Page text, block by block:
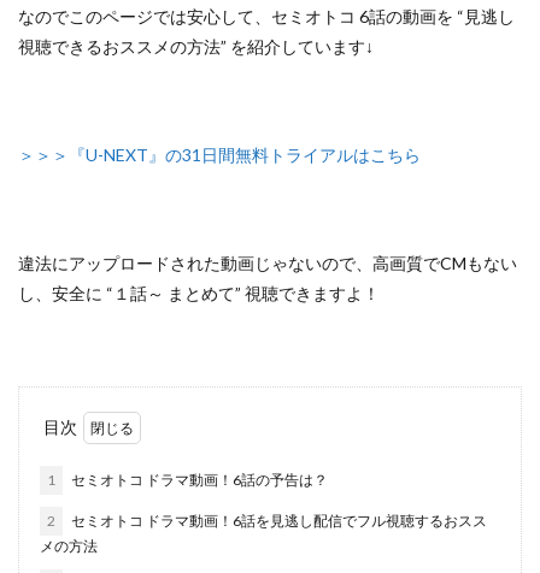
なのでこのページでは安心して、 セミオトコ 6話の動画を “見逃し
視聴できるおススメの方法” を紹介しています↓
＞＞＞『U-NEXT』の31日間無料トライアルはこちら
違法にアップロードされた動画じゃないので 、高画質でCMもない
し、安全に “１話～ まとめて” 視聴できますよ！
目次
1 セミオトコ ドラマ動画！6話の予告は？
2
セミオトコ ドラマ動画！6話を見逃し配信でフル視聴するおスス
メの方法